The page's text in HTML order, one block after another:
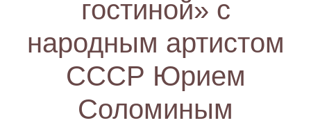
гостиной» с
народным артистом
СССР Юрием
Соломиным